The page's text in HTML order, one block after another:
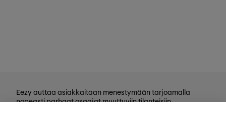
Eezy auttaa asiakkaitaan menestymään tarjoamalla
nopeasti parhaat osaajat muuttuviin tilanteisiin